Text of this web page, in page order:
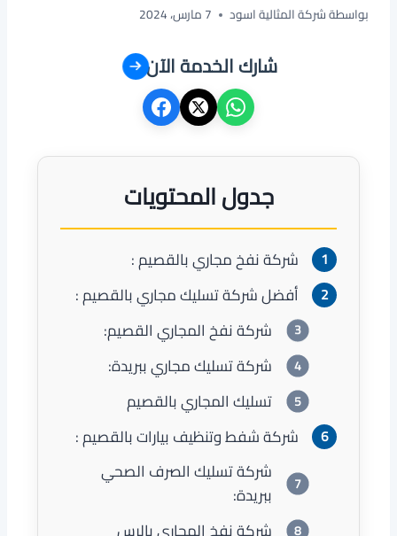
بواسطةشركة المثالية اسود 7 مارس، 2024
شارك الخدمة الآن
جدول المحتويات
شركة نفخ مجاري بالقصيم :
أفضل شركة تسليك مجاري بالقصيم :
شركة نفخ المجاري القصيم:
شركة تسليك مجاري ببريدة:
تسليك المجاري بالقصيم
شركة شفط وتنظيف بيارات بالقصيم :
شركة تسليك الصرف الصحي
ببريدة: